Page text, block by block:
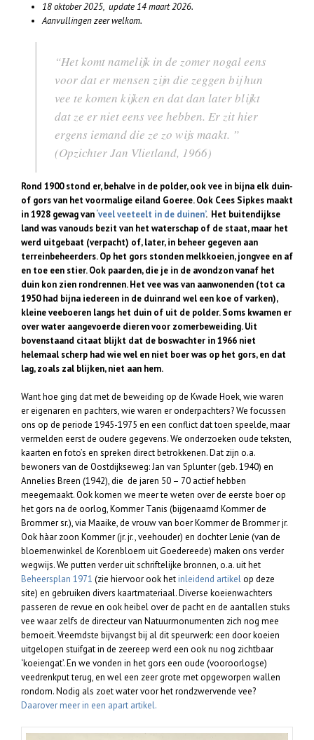
18 oktober 2025, update 14 maart 2026.
Aanvullingen zeer welkom.
“Het komt namelijk in de zomer nogal eens
voor dat er mensen zijn die zeggen bij hun
vee te komen kijken en dat dan later blijkt
dat ze er niet eens vee hebben. Er zit hier
ergens iemand die ze zo wijs maakt. ”
(Opzichter Jan Vlietland, 1966)
Rond 1900 stond er, behalve in de polder, ook vee in bijna elk duin-
of gors van het voormalige eiland Goeree. Ook Cees Sipkes maakt
in 1928 gewag van‘veel veeteelt in de duinen’. Het buitendijkse
land was vanouds bezit van het waterschap of de staat, maar het
werd uitgebaat (verpacht) of, later, in beheer gegeven aan
terreinbeheerders. Op het gors stonden melkkoeien, jongvee en af
en toe een stier. Ook paarden, die je in de avondzon vanaf het
duin kon zien rondrennen. Het vee was van aanwonenden (tot ca
1950 had bijna iedereen in de duinrand wel een koe of varken),
kleine veeboeren langs het duin of uit de polder. Soms kwamen er
over water aangevoerde dieren voor zomerbeweiding. Uit
bovenstaand citaat blijkt dat de boswachter in 1966 niet
helemaal scherp had wie wel en niet boer was op het gors, en dat
lag, zoals zal blijken, niet aan hem.
Want hoe ging dat met de beweiding op de Kwade Hoek, wie waren
er eigenaren en pachters, wie waren er onderpachters? We focussen
ons op de periode 1945-1975 en een conflict dat toen speelde, maar
vermelden eerst de oudere gegevens. We onderzoeken oude teksten,
kaarten en foto’s en spreken direct betrokkenen. Dat zijn o.a.
bewoners van de Oostdijkseweg: Jan van Splunter (geb. 1940) en
Annelies Breen (1942), die de jaren 50 – 70 actief hebben
meegemaakt. Ook komen we meer te weten over de eerste boer op
het gors na de oorlog, Kommer Tanis (bijgenaamd Kommer de
Brommer sr.), via Maaike, de vrouw van boer Kommer de Brommer jr.
Ook hàar zoon Kommer (jr. jr., veehouder) en dochter Lenie (van de
bloemenwinkel de Korenbloem uit Goedereede) maken ons verder
wegwijs. We putten verder uit schriftelijke bronnen, o.a. uit het
Beheersplan 1971 (zie hiervoor ook het inleidend artikelop deze
site) en gebruiken divers kaartmateriaal. Diverse koeienwachters
passeren de revue en ook heibel over de pacht en de aantallen stuks
vee waar zelfs de directeur van Natuurmonumenten zich nog mee
bemoeit. Vreemdste bijvangst bij al dit speurwerk: een door koeien
uitgelopen stuifgat in de zeereep werd een ook nu nog zichtbaar
‘koeiengat’. En we vonden in het gors een oude (vooroorlogse)
veedrenkput terug, en wel een zeer grote met opgeworpen wallen
rondom. Nodig als zoet water voor het rondzwervende vee?
Daarover meer in een apart artikel.